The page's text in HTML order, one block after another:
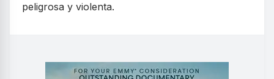
peligrosa y violenta.